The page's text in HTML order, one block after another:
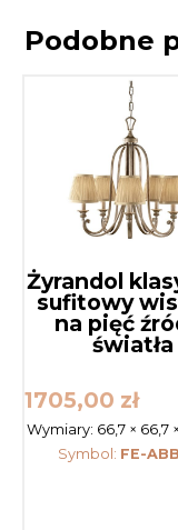
Podobne
Żyrandol
sufitowy
na pięć
światła
1705,00 zł
Wymiary: 66,7 × 66,7
Symbol: FE-